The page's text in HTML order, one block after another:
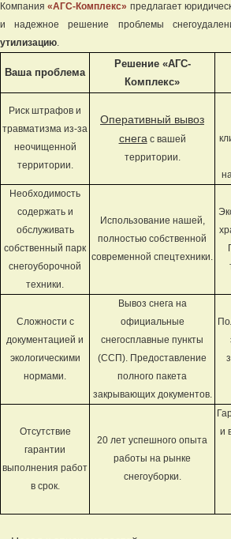
Компания«АГС-Комплекс» предлагает
и надежное решение проблемы
утилизацию.
Ваша проблема
Решение «АГС-
Комплекс»
Риск штрафов и
травматизма из-за
неочищенной
территории.
Оперативный вывоз
снегас вашей
территории.
Необходимость
содержать и
обслуживать
собственный парк
снегоуборочной
техники.
Использование нашей,
полностью собственной
современной спецтехники.
Сложности с
документацией и
экологическими
нормами.
Вывоз снега на
официальные
снегосплавные пункты
(ССП). Предоставление
полного пакета
закрывающих документов.
Отсутствие
гарантии
выполнения работ
в срок.
20 лет успешного опыта
работы на рынке
снегоуборки.
и